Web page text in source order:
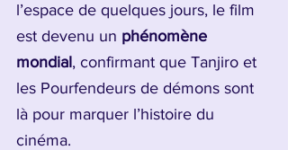
l’espace de quelques jours, le film
est devenu un phénomène
mondial, confirmant que Tanjiro et
les Pourfendeurs de démons sont
là pour marquer l’histoire du
cinéma.